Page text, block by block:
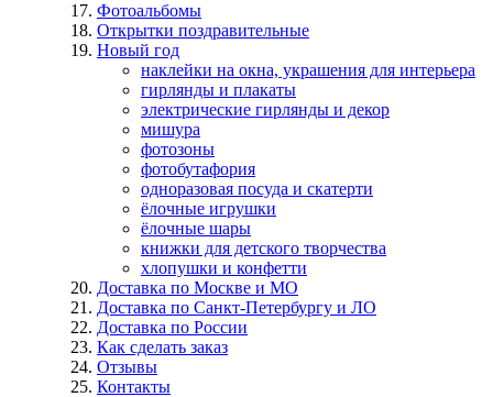
Фотоальбомы
Открытки поздравительные
Новый год
наклейки на окна, украшения для интерьера
гирлянды и плакаты
электрические гирлянды и декор
мишура
фотозоны
фотобутафория
одноразовая посуда и скатерти
ёлочные игрушки
ёлочные шары
книжки для детского творчества
хлопушки и конфетти
Доставка по Москве и МО
Доставка по Санкт-Петербургу и ЛО
Доставка по России
Как сделать заказ
Отзывы
Контакты